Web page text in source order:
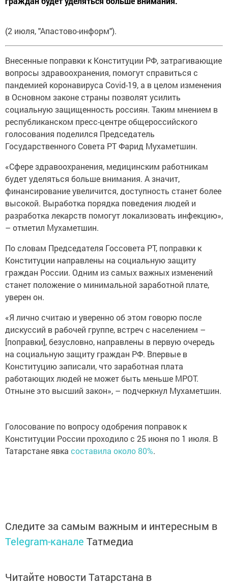
(2 июля, "Апастово-информ").
Внесенные поправки к Конституции РФ, затрагивающие
вопросы здравоохранения, помогут справиться с
пандемией коронавируса Covid-19, а в целом изменения
в Основном законе страны позволят усилить
социальную защищенность россиян. Таким мнением в
республиканском пресс-центре общероссийского
голосования поделился Председатель
Государственного Совета РТ Фарид Мухаметшин.
«Сфере здравоохранения, медицинским работникам
будет уделяться больше внимания. А значит,
финансирование увеличится, доступность станет более
высокой. Выработка порядка поведения людей и
разработка лекарств помогут локализовать инфекцию»,
– отметил Мухаметшин.
По словам Председателя Госсовета РТ, поправки к
Конституции направлены на социальную защиту
граждан России. Одним из самых важных изменений
станет положение о минимальной заработной плате,
уверен он.
«Я лично считаю и уверенно об этом говорю после
дискуссий в рабочей группе, встреч с населением –
[поправки], безусловно, направлены в первую очередь
на социальную защиту граждан РФ. Впервые в
Конституцию записали, что заработная плата
работающих людей не может быть меньше МРОТ.
Отныне это высший закон», – подчеркнул Мухаметшин.
Голосование по вопросу одобрения поправок к
Конституции России проходило с 25 июня по 1 июля. В
Татарстане явка составила около 80%.
Следите за самым важным и интересным в
Telegram-канале Татмедиа
Читайте новости Татарстана в